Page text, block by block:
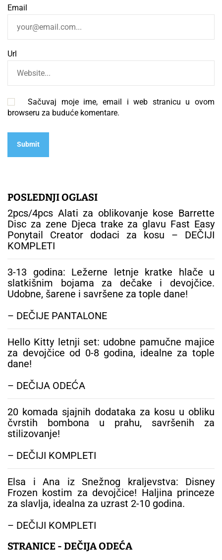
Email
Url
Sačuvaj moje ime, email i web stranicu u ovom
browseru za buduće komentare.
POSLEDNJI OGLASI
2pcs/4pcs Alati za oblikovanje kose Barrette
Disc za zene Djeca trake za glavu Fast Easy
Ponytail Creator dodaci za kosu – DEČIJI
KOMPLETI
3-13 godina: Ležerne letnje kratke hlače u
slatkišnim bojama za dečake i devojčice.
Udobne, šarene i savršene za tople dane!
– DEČIJE PANTALONE
Hello Kitty letnji set: udobne pamučne majice
za devojčice od 0-8 godina, idealne za tople
dane!
– DEČIJA ODEĆA
20 komada sjajnih dodataka za kosu u obliku
čvrstih bombona u prahu, savršenih za
stilizovanje!
– DEČIJI KOMPLETI
Elsa i Ana iz Snežnog kraljevstva: Disney
Frozen kostim za devojčice! Haljina princeze
za slavlja, idealna za uzrast 2-10 godina.
– DEČIJI KOMPLETI
STRANICE - DEČIJA ODEĆA